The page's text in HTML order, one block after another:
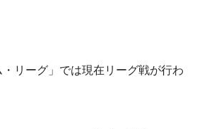
リーグ」では現在リーグ戦が行わ